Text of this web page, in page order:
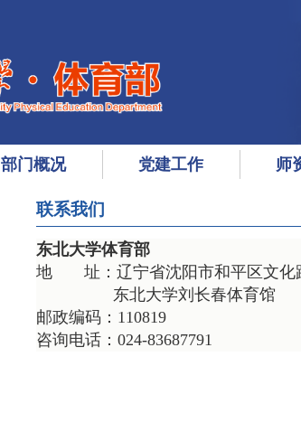
部门概况 党建工作 师
联系我们
东北大学体育部
地 址：辽宁省沈阳市和平区文化
东北大学刘长春体育馆
邮政编码：110819
咨询电话：024-83687791